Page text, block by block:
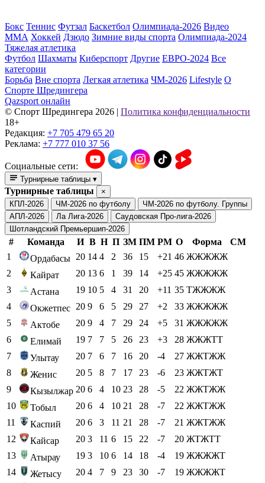
Бокс Теннис Футзал Баскетбол Олимпиада-2026 Видео
ММА Хоккей Дзюдо Зимние виды спорта Олимпиада-2024
Тяжелая атлетика
Футбол Шахматы Киберспорт Другие ЕВРО-2024 Все
категории
Борьба Вне спорта Легкая атлетика ЧМ-2026 Lifestyle О
Спорте Шредингера
Qazsport онлайн
© Cпорт Шредингера 2026 | Политика конфиденциальности
18+
Редакция: +7 705 479 65 20
Реклама: +7 777 010 37 56
Социальные сети:
Турнирные таблицы ▾
Турнирные таблицы
×
КПЛ-2026
ЧМ-2026 по футболу
ЧМ-2026 по футболу. Группы
АПЛ-2026
Ла Лига-2026
Саудовская Про-лига-2026
Шотландский Премьершип-2026
# Команда И В Н П ЗМ ПМ РМ О Форма
СМ
1
Ордабасы 20 14 4 2 36 15 +21 46 ЖЖЖЖЖ
2
Кайрат 20 13 6 1 39 14 +25 45 ЖЖЖЖЖ
3
Астана 19 10 5 4 31 20 +11 35 ТЖЖЖЖ
4
Окжетпес 20 9 6 5 29 27 +2 33 ЖЖЖЖЖ
5
Актобе 20 9 4 7 29 24 +5 31 ЖЖЖЖЖ
6
Елимай 19 7 7 5 26 23 +3 28 ЖЖЖТТ
7
Улытау 20 7 6 7 16 20 -4 27 ЖЖТЖЖ
8
Женис 20 5 8 7 17 23 -6 23 ЖЖТЖТ
9
Кызылжар 20 6 4 10 23 28 -5 22 ЖЖТЖЖ
10
Тобыл 20 6 4 10 21 28 -7 22 ЖЖТЖЖ
11
Каспий 20 6 3 11 21 28 -7 21 ЖЖТЖЖ
12
Кайсар 20 3 11 6 15 22 -7 20 ЖТЖТТ
13
Атырау 19 3 10 6 14 18 -4 19 ЖЖЖЖТ
14
Жетысу 20 4 7 9 23 30 -7 19 ЖЖЖЖТ